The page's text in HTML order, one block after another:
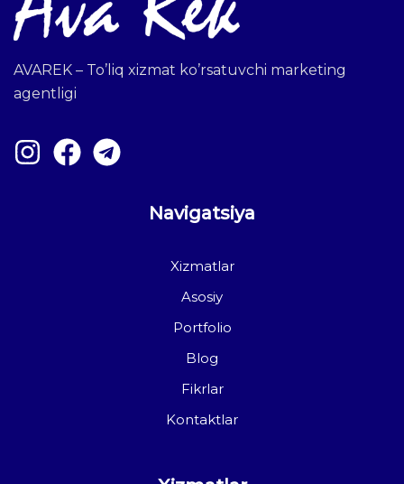
AVAREK – To’liq xizmat ko’rsatuvchi marketing
agentligi
Navigatsiya
Xizmatlar
Asosiy
Portfolio
Blog
Fikrlar
Kontaktlar